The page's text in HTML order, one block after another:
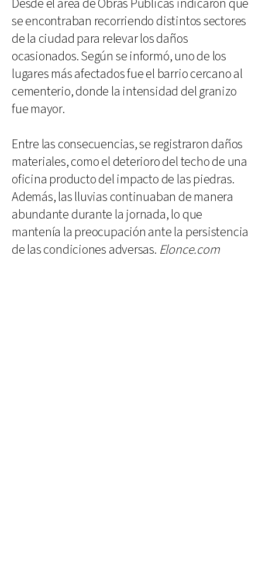
Desde el área de Obras Públicas indicaron que
se encontraban recorriendo distintos sectores
de la ciudad para relevar los daños
ocasionados. Según se informó, uno de los
lugares más afectados fue el barrio cercano al
cementerio, donde la intensidad del granizo
fue mayor.
Entre las consecuencias, se registraron daños
materiales, como el deterioro del techo de una
oficina producto del impacto de las piedras.
Además, las lluvias continuaban de manera
abundante durante la jornada, lo que
mantenía la preocupación ante la persistencia
de las condiciones adversas. Elonce.com